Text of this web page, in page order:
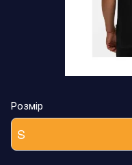
Розмір
S